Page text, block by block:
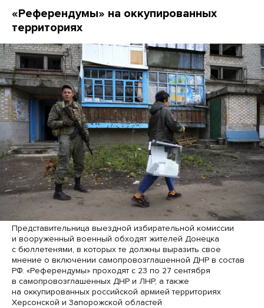
«Референдумы» на оккупированных
территориях
Представительница выездной избирательной комиссии
и вооруженный военный обходят жителей Донецка
с бюллетенями, в которых те должны выразить свое
мнение о включении самопровозглашенной ДНР в состав
РФ. «Референдумы» проходят с 23 по 27 сентября
в самопровозглашенных ДНР и ЛНР, а также
на оккупированных российской армией территориях
Херсонской и Запорожской областей